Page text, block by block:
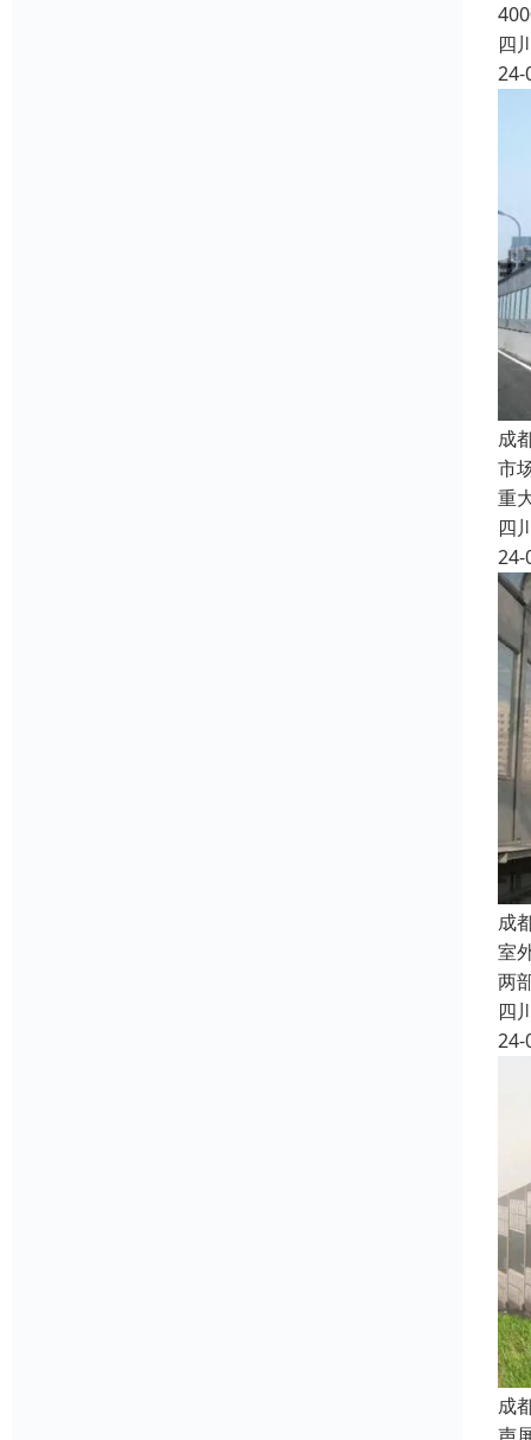
四
24-
成
市
重
四
24-
成
室
两
四
24-
成